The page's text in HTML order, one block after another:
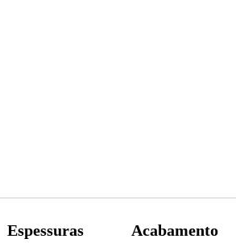
Espessuras Acabamento